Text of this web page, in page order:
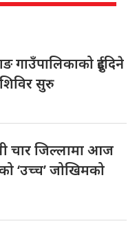
गाउँपालिकाको दुईदिने
सुरु
चार जिल्लामा आज
‘उच्च’ जोखिमको